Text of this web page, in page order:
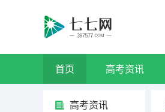
首页 高考资讯
高考资讯